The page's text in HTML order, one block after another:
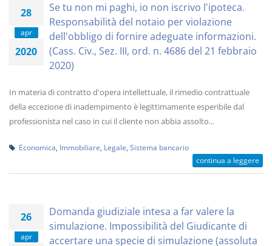
28
apr
2020
Se tu non mi paghi, io non iscrivo l'ipoteca.
Responsabilità del notaio per violazione
dell'obbligo di fornire adeguate informazioni.
(Cass. Civ., Sez. III, ord. n. 4686 del 21 febbraio
2020)
In materia di contratto d'opera intellettuale, il rimedio contrattuale
della eccezione di inadempimento è legittimamente esperibile dal
professionista nel caso in cui il cliente non abbia assolto...
Economica Immobiliare Legale Sistema bancario
continua a leggere
26
apr
Domanda giudiziale intesa a far valere la
simulazione. Impossibilità del Giudicante di
accertare una specie di simulazione (assoluta